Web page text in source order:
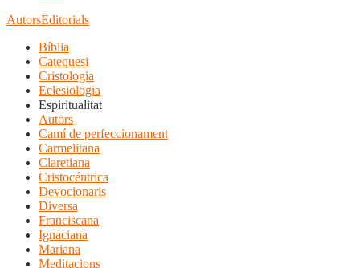
AutorsEditorials
Bíblia
Catequesi
Cristologia
Eclesiologia
Espiritualitat
Autors
Camí de perfeccionament
Carmelitana
Claretiana
Cristocéntrica
Devocionaris
Diversa
Franciscana
Ignaciana
Mariana
Meditacions